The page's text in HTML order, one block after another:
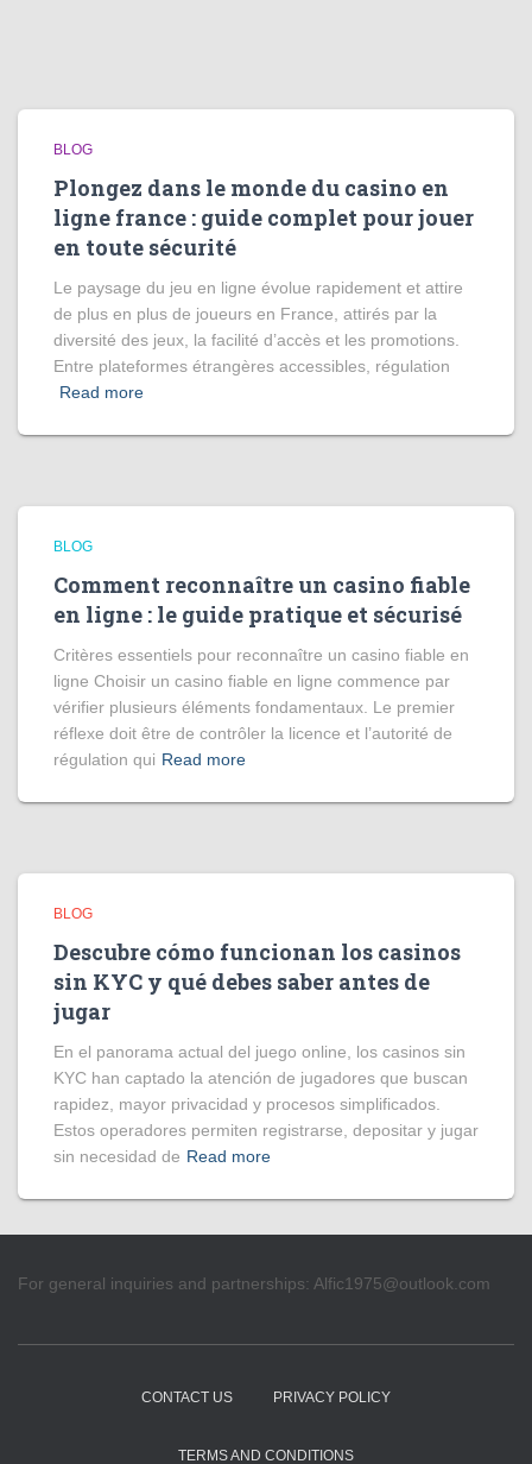
BLOG
Plongez dans le monde du casino en
ligne france : guide complet pour jouer
en toute sécurité
Le paysage du jeu en ligne évolue rapidement et attire
de plus en plus de joueurs en France, attirés par la
diversité des jeux, la facilité d’accès et les promotions.
Entre plateformes étrangères accessibles, régulation
Read more
BLOG
Comment reconnaître un casino fiable
en ligne : le guide pratique et sécurisé
Critères essentiels pour reconnaître un casino fiable en
ligne Choisir un casino fiable en ligne commence par
vérifier plusieurs éléments fondamentaux. Le premier
réflexe doit être de contrôler la licence et l’autorité de
régulation qui Read more
BLOG
Descubre cómo funcionan los casinos
sin KYC y qué debes saber antes de
jugar
En el panorama actual del juego online, los casinos sin
KYC han captado la atención de jugadores que buscan
rapidez, mayor privacidad y procesos simplificados.
Estos operadores permiten registrarse, depositar y jugar
sin necesidad de Read more
For general inquiries and partnerships: Alfic1975@outlook.com
CONTACT US PRIVACY POLICY
TERMS AND CONDITIONS